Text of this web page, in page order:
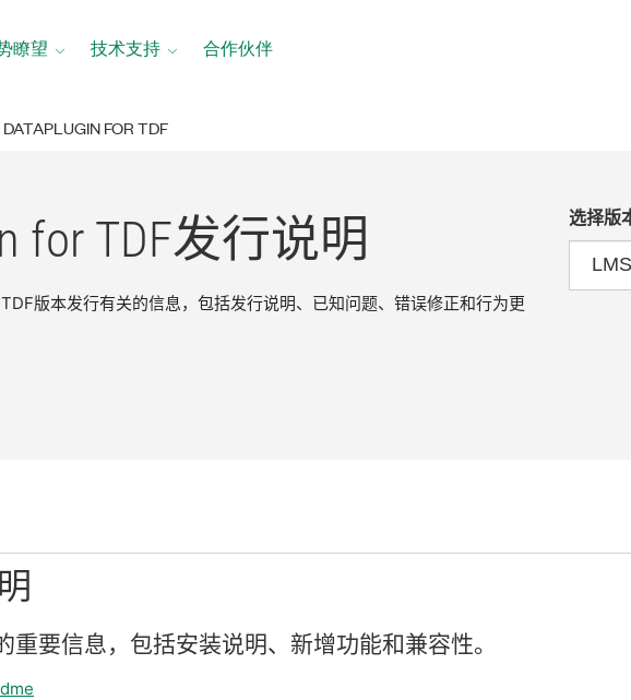
瞭望 技术支持 合作伙伴
FOR TDF
for TDF发行说明
版本发行有关的信息，包括发行说明、已知问题、错误修正和行为更
选择版
重要信息， 包括安装说明、 新增功能和兼容性。